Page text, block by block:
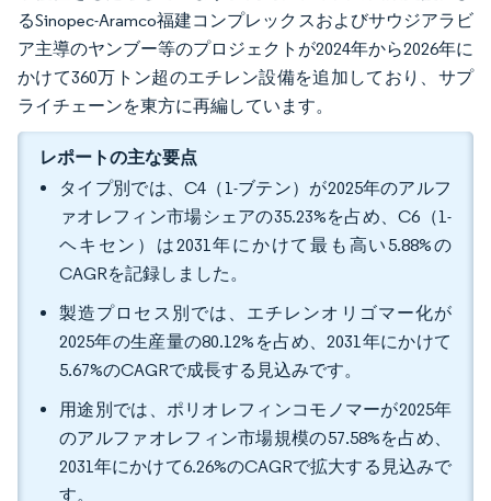
るSinopec-Aramco福建コンプレックスおよびサウジアラビ
ア主導のヤンブー等のプロジェクトが2024年から2026年に
かけて360万トン超のエチレン設備を追加しており、サプ
ライチェーンを東方に再編しています。
レポートの主な要点
タイプ別では、C4（1-ブテン）が2025年のアルフ
ァオレフィン市場シェアの35.23%を占め、C6（1-
ヘキセン）は2031年にかけて最も高い5.88%の
CAGRを記録しました。
製造プロセス別では、エチレンオリゴマー化が
2025年の生産量の80.12%を占め、2031年にかけて
5.67%のCAGRで成長する見込みです。
用途別では、ポリオレフィンコモノマーが2025年
のアルファオレフィン市場規模の57.58%を占め、
2031年にかけて6.26%のCAGRで拡大する見込みで
す。